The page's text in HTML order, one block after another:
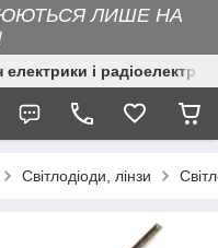
ЛИШЕ НА
і
Світлодіоди, лінзи